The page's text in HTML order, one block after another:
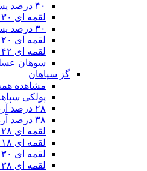
۴۰ درصد پسته آردی
لقمه ای ۳۰ درصد پسته
۳۰ درصد پسته آردی
لقمه ای ۲۰ درصد پسته
لقمه ای ۴۲ درصد پسته
سوهان
گز سپاهان
مشاهده
پولکی
۲۸ درصد آردی پسته و بادام
۳۸ درصد آردی پسته و بادام
لقمه ای ۲۸ درصد مخلوط پسته و بادام
لقمه ای ۱۸ درصد مخلوط پسته و بادام
لقمه ای ۳۰ درصد پسته
لقمه ای ۳۸ درصد مخلوط پسته و بادام